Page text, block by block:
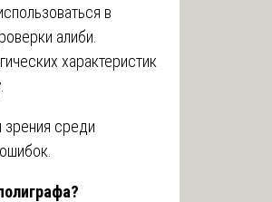
в
алиби.
характеристик
зрения среди